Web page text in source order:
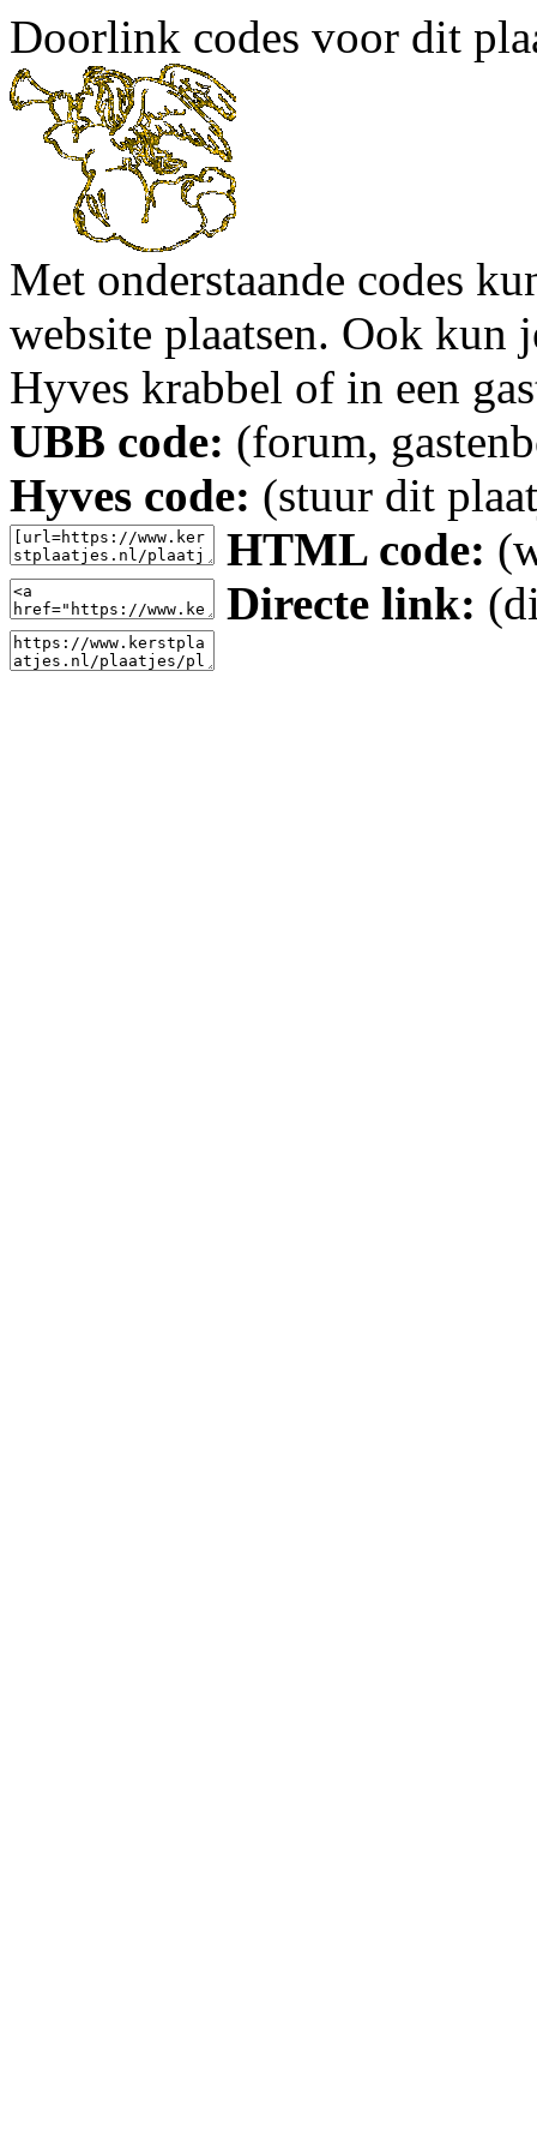
Doorlink codes voor dit
Met onderstaande codes
website plaatsen. Ook kun
Hyves krabbel of in een
UBB code: (forum,
Hyves code: (stuur dit
HTML code:
Directe link: